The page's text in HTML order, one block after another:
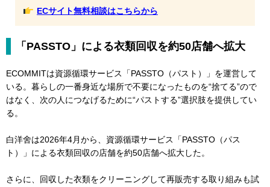
ECサイト無料相談はこちらから
「PASSTO」による衣類回収を約50店舗へ拡大
ECOMMITは資源循環サービス「PASSTO（パスト）」を運営して
いる。暮らしの一番身近な場所で不要になったものを“捨てる”ので
はなく、次の人につなげるために“パストする”選択肢を提供してい
る。
白洋舍は2026年4月から、資源循環サービス「PASSTO（パス
ト）」による衣類回収の店舗を約50店舗へ拡大した。
さらに、回収した衣類をクリーニングして再販売する取り組みも試